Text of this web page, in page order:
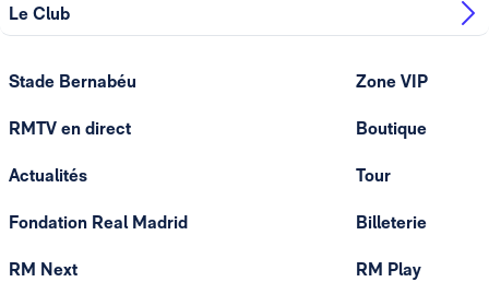
Le Club
Stade Bernabéu
RMTV en direct
Actualités
Fondation Real Madrid
RM Next
Zone VIP
Boutique
Tour
Billeterie
RM Play